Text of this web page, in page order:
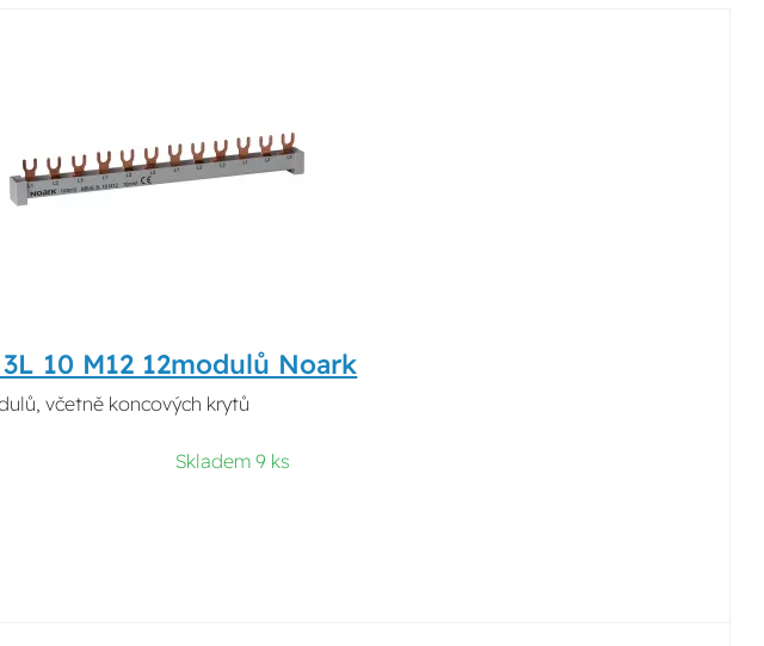
10 M12 12modulů Noark
včetně koncových krytů
Skladem 9 ks